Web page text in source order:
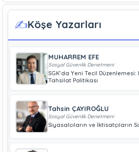
✍️Köşe Yazarları
MUHARREM EFE
Sosyal Güvenlik Denetmeni
SGK’da Yeni Tecil
Tahsilat Politikası
Tahsin ÇAYIROĞLU
Sosyal Güvenlik Denetmeni
Siyasalcıların ve İktisatçıların